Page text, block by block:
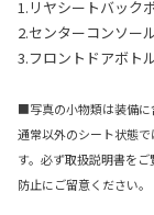
1.リヤシートバック
2.センターコンソー
3.フロントドアボト
■写真の小物類は装備に
通常以外のシート状態
す。必ず取扱説明書を
防止にご留意ください。